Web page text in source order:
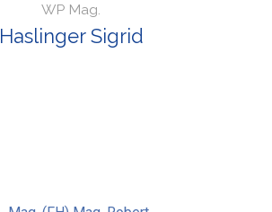
WP Mag.
Haslinger Sigrid